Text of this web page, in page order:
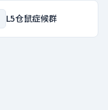
L5仓鼠症候群